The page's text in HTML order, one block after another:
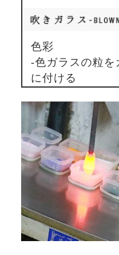
色彩
-色ガラスの粒を
に付ける